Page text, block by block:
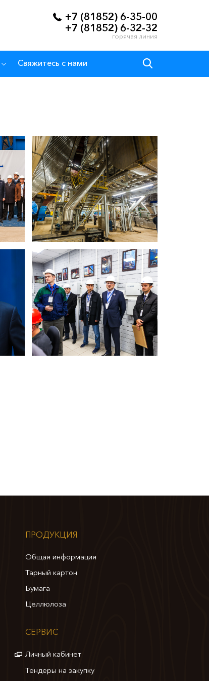
+7 (81852) 6-35-00
+7 (81852) 6-32-32
горячая линия
Свяжитесь с нами
ПРОДУКЦИЯ
Общая информация
Тарный картон
Бумага
Целлюлоза
СЕРВИС
Личный кабинет
Тендеры на закупку